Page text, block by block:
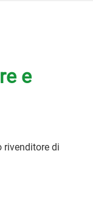
e
rivenditore di